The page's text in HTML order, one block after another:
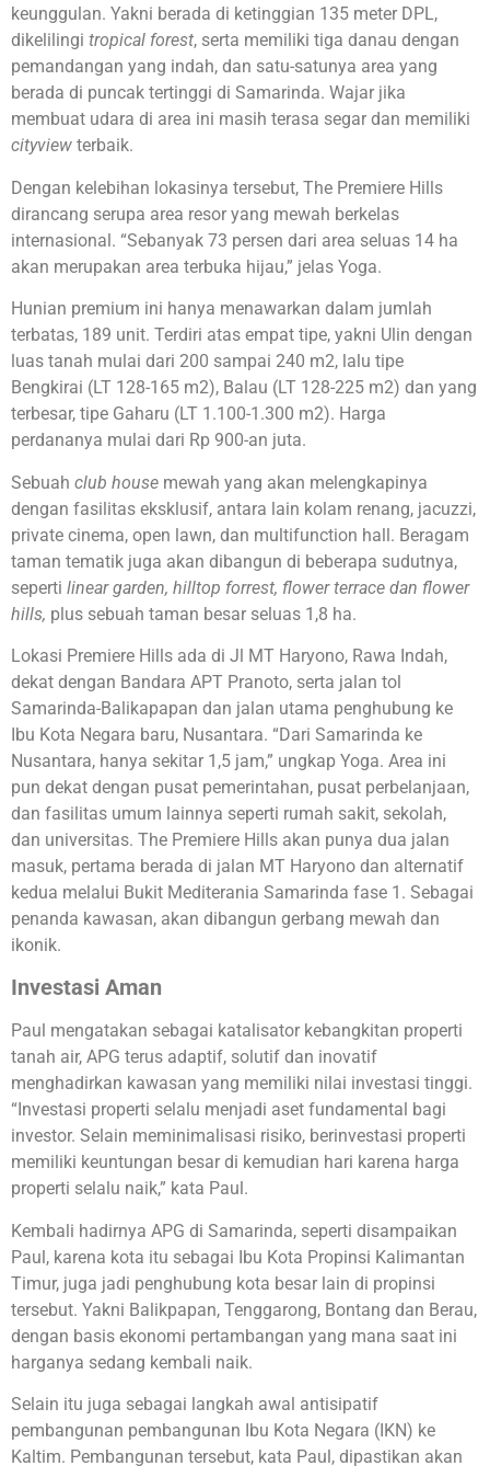
keunggulan. Yakni berada di ketinggian 135 meter DPL,
dikelilingi tropical forest, serta memiliki tiga danau dengan
pemandangan yang indah, dan satu-satunya area yang
berada di puncak tertinggi di Samarinda. Wajar jika
membuat udara di area ini masih terasa segar dan memiliki
cityview terbaik.
Dengan kelebihan lokasinya tersebut, The Premiere Hills
dirancang serupa area resor yang mewah berkelas
internasional. “Sebanyak 73 persen dari area seluas 14 ha
akan merupakan area terbuka hijau,” jelas Yoga.
Hunian premium ini hanya menawarkan dalam jumlah
terbatas, 189 unit. Terdiri atas empat tipe, yakni Ulin dengan
luas tanah mulai dari 200 sampai 240 m2, lalu tipe
Bengkirai (LT 128-165 m2), Balau (LT 128-225 m2) dan yang
terbesar, tipe Gaharu (LT 1.100-1.300 m2). Harga
perdananya mulai dari Rp 900-an juta.
Sebuah club house mewah yang akan melengkapinya
dengan fasilitas eksklusif, antara lain kolam renang, jacuzzi,
private cinema, open lawn, dan multifunction hall. Beragam
taman tematik juga akan dibangun di beberapa sudutnya,
seperti linear garden, hilltop forrest, flower terrace dan flower
hills, plus sebuah taman besar seluas 1,8 ha.
Lokasi Premiere Hills ada di Jl MT Haryono, Rawa Indah,
dekat dengan Bandara APT Pranoto, serta jalan tol
Samarinda-Balikapapan dan jalan utama penghubung ke
Ibu Kota Negara baru, Nusantara. “Dari Samarinda ke
Nusantara, hanya sekitar 1,5 jam,” ungkap Yoga. Area ini
pun dekat dengan pusat pemerintahan, pusat perbelanjaan,
dan fasilitas umum lainnya seperti rumah sakit, sekolah,
dan universitas. The Premiere Hills akan punya dua jalan
masuk, pertama berada di jalan MT Haryono dan alternatif
kedua melalui Bukit Mediterania Samarinda fase 1. Sebagai
penanda kawasan, akan dibangun gerbang mewah dan
ikonik.
Investasi Aman
Paul mengatakan sebagai katalisator kebangkitan properti
tanah air, APG terus adaptif, solutif dan inovatif
menghadirkan kawasan yang memiliki nilai investasi tinggi.
“Investasi properti selalu menjadi aset fundamental bagi
investor. Selain meminimalisasi risiko, berinvestasi properti
memiliki keuntungan besar di kemudian hari karena harga
properti selalu naik,” kata Paul.
Kembali hadirnya APG di Samarinda, seperti disampaikan
Paul, karena kota itu sebagai Ibu Kota Propinsi Kalimantan
Timur, juga jadi penghubung kota besar lain di propinsi
tersebut. Yakni Balikpapan, Tenggarong, Bontang dan Berau,
dengan basis ekonomi pertambangan yang mana saat ini
harganya sedang kembali naik.
Selain itu juga sebagai langkah awal antisipatif
pembangunan pembangunan Ibu Kota Negara (IKN) ke
Kaltim. Pembangunan tersebut, kata Paul, dipastikan akan